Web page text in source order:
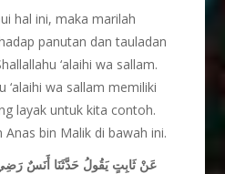
hal ini, maka marilah
panutan dan tauladan
‘alaihi wa sallam.
‘alaihi wa sallam memiliki
layak untuk kita contoh.
bin Malik di bawah ini.
عَنْ ثَابِتٍ يَقُولُ حَدَّثَنَا أَنَسٌ